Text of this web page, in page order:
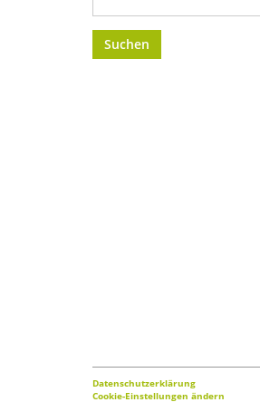
Datenschutzerklärung
Cookie-Einstellungen ändern